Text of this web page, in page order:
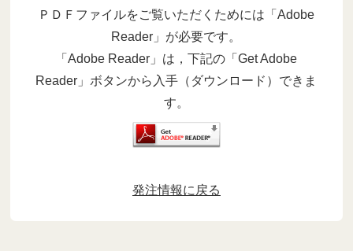
ＰＤＦファイルをご覧いただくためには「Adobe
Reader」が必要です。
「Adobe Reader」は，下記の「Get Adobe
Reader」ボタンから入手（ダウンロード）できま
す。
発注情報に戻る